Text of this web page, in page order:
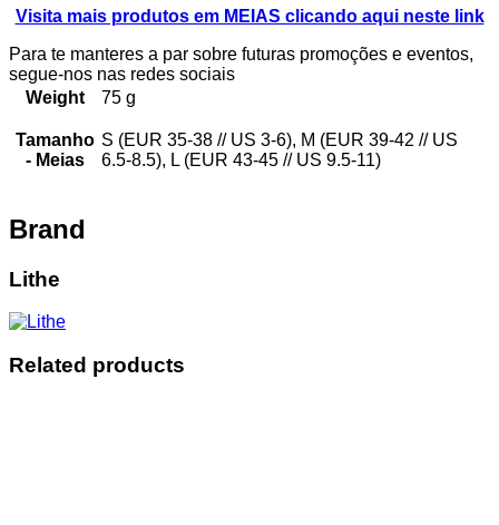
Visita mais produtos em MEIAS clicando aqui neste link
Para te manteres a par sobre futuras promoções e eventos,
segue-nos nas redes sociais
Weight
75 g
Tamanho
- Meias
S (EUR 35-38 // US 3-6), M (EUR 39-42 // US
6.5-8.5), L (EUR 43-45 // US 9.5-11)
Brand
Lithe
Related products